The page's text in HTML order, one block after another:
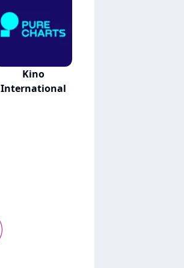
Kino
International